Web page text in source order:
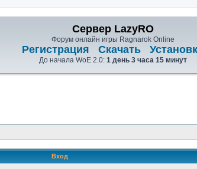
Сервер LazyRO
Форум онлайн игры Ragnarok Online
Регистрация Скачать
До начала WoE 2.0: 1 день 3 часа 15 минут
Вход